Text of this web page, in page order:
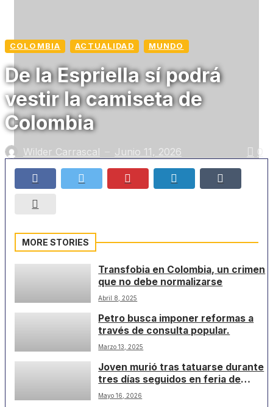
COLOMBIA ACTUALIDAD MUNDO
De la Espriella sí podrá
vestir la camiseta de
Colombia
Wilder Carrascal — Junio 11, 2026 0
MORE STORIES
Transfobia en Colombia, un crimen
que no debe normalizarse
Abril 8, 2025
Petro busca imponer reformas a
través de consulta popular.
Marzo 13, 2025
Joven murió tras tatuarse durante
tres días seguidos en feria de
Medellín
Mayo 16, 2026